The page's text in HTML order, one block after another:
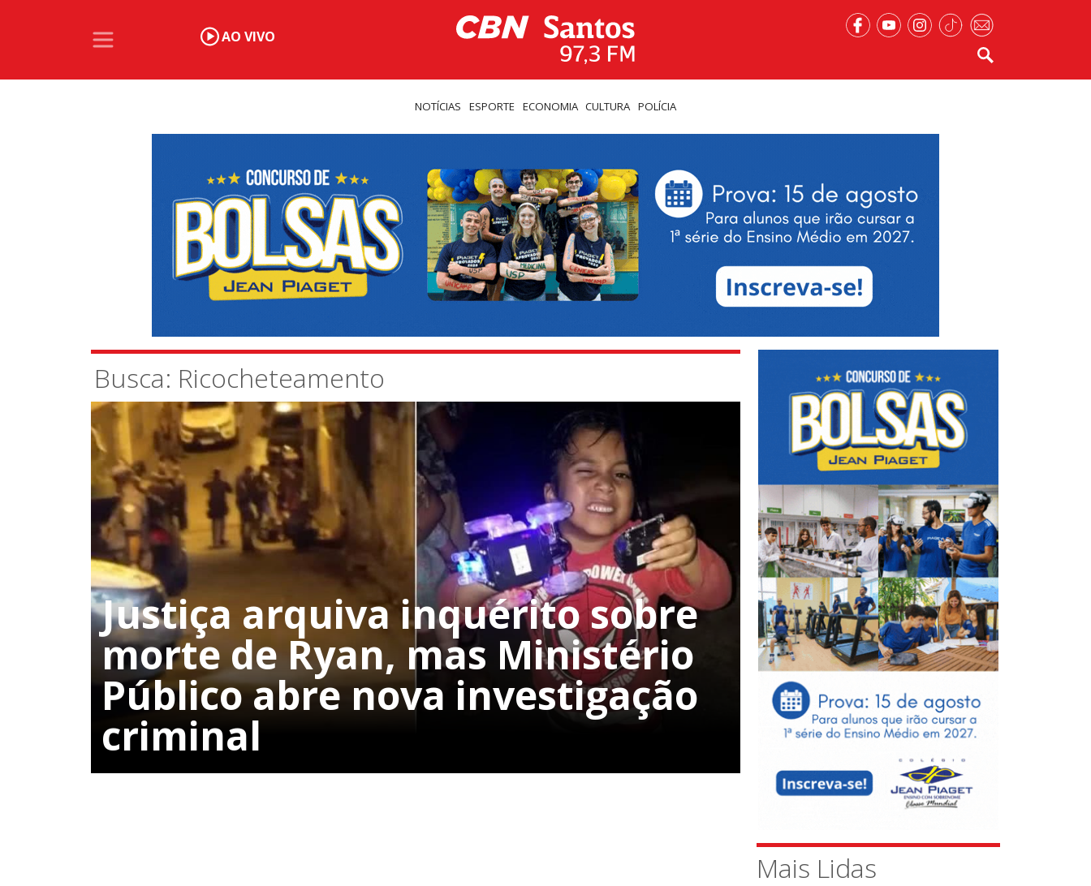
AO VIVO
NOTÍCIAS ESPORTE ECONOMIA CULTURA POLÍCIA
Busca: Ricocheteamento
Justiça arquiva inquérito sobre
morte de Ryan, mas Ministério
Público abre nova investigação
criminal
Mais Lidas